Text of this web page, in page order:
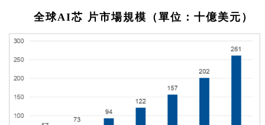
全球AI芯 片市場規模（單位：十億美元）